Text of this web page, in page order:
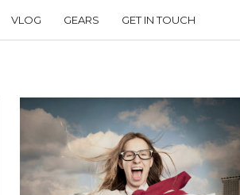
VLOG GEARS GET IN TOUCH